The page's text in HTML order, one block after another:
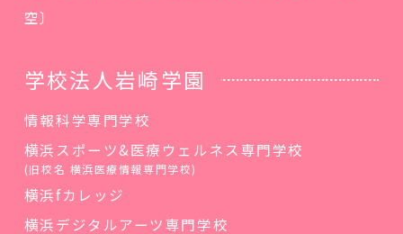
空〕
学校法人岩崎学園
情報科学専門学校
横浜スポーツ&医療ウェルネス専門学校
(旧校名 横浜医療情報専門学校)
横浜fカレッジ
横浜デジタルアーツ専門学校